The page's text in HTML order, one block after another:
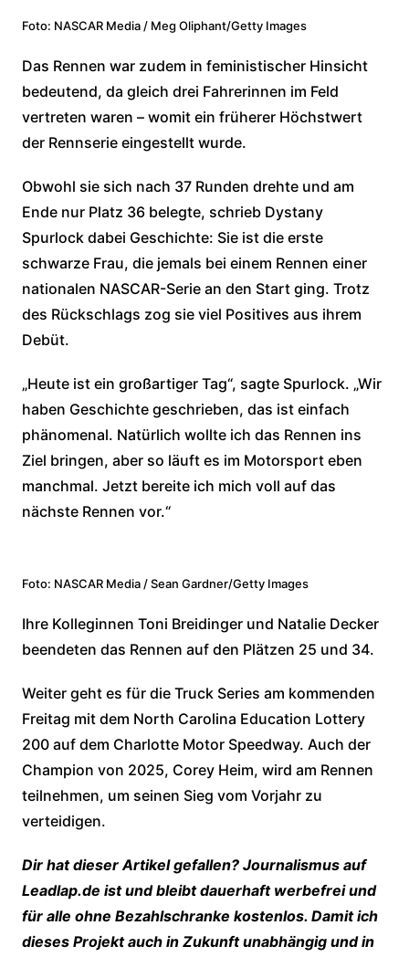
Foto: NASCAR Media / Meg Oliphant/Getty Images
Das Rennen war zudem in feministischer Hinsicht
bedeutend, da gleich drei Fahrerinnen im Feld
vertreten waren – womit ein früherer Höchstwert
der Rennserie eingestellt wurde.
Obwohl sie sich nach 37 Runden drehte und am
Ende nur Platz 36 belegte, schrieb Dystany
Spurlock dabei Geschichte: Sie ist die erste
schwarze Frau, die jemals bei einem Rennen einer
nationalen NASCAR-Serie an den Start ging. Trotz
des Rückschlags zog sie viel Positives aus ihrem
Debüt.
„Heute ist ein großartiger Tag“, sagte Spurlock. „Wir
haben Geschichte geschrieben, das ist einfach
phänomenal. Natürlich wollte ich das Rennen ins
Ziel bringen, aber so läuft es im Motorsport eben
manchmal. Jetzt bereite ich mich voll auf das
nächste Rennen vor.“
Foto: NASCAR Media / Sean Gardner/Getty Images
Ihre Kolleginnen Toni Breidinger und Natalie Decker
beendeten das Rennen auf den Plätzen 25 und 34.
Weiter geht es für die Truck Series am kommenden
Freitag mit dem North Carolina Education Lottery
200 auf dem Charlotte Motor Speedway. Auch der
Champion von 2025, Corey Heim, wird am Rennen
teilnehmen, um seinen Sieg vom Vorjahr zu
verteidigen.
Dir hat dieser Artikel gefallen? Journalismus auf
Leadlap.de ist und bleibt dauerhaft werbefrei und
für alle ohne Bezahlschranke kostenlos. Damit ich
dieses Projekt auch in Zukunft unabhängig und in